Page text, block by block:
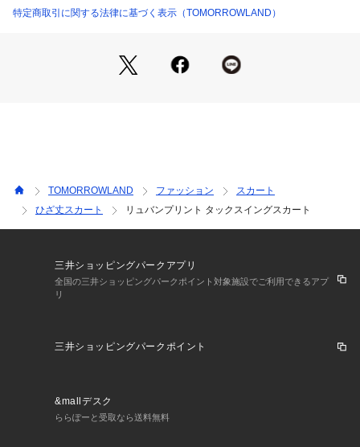
アクセントに。
コーディネートを華やかに彩り、着るだけで気分をぐっと盛り
上げてくれるアイテムです。
店舗にお問い合わせの際は、下記の商品番号をお申し付けくだ
さい。
商品番号:14-05-52-05507
特定商取引に関する法律に基づく表示（TOMORROWLAND）
TOMORROWLAND ファッション
スカート
ひざ丈スカート
リュバンプリント タックスイングスカート
三井ショッピングパークアプリ
全国の三井ショッピングパークポイント対象施設でご利用できるアプ
リ
三井ショッピングパークポイント
&mallデスク
ららぽーと受取なら送料無料